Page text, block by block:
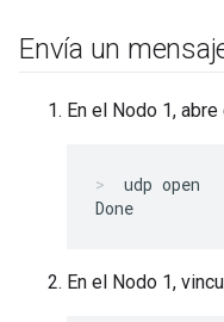
Envía un
En el Nodo 1,
udp open
En el Nodo 1,